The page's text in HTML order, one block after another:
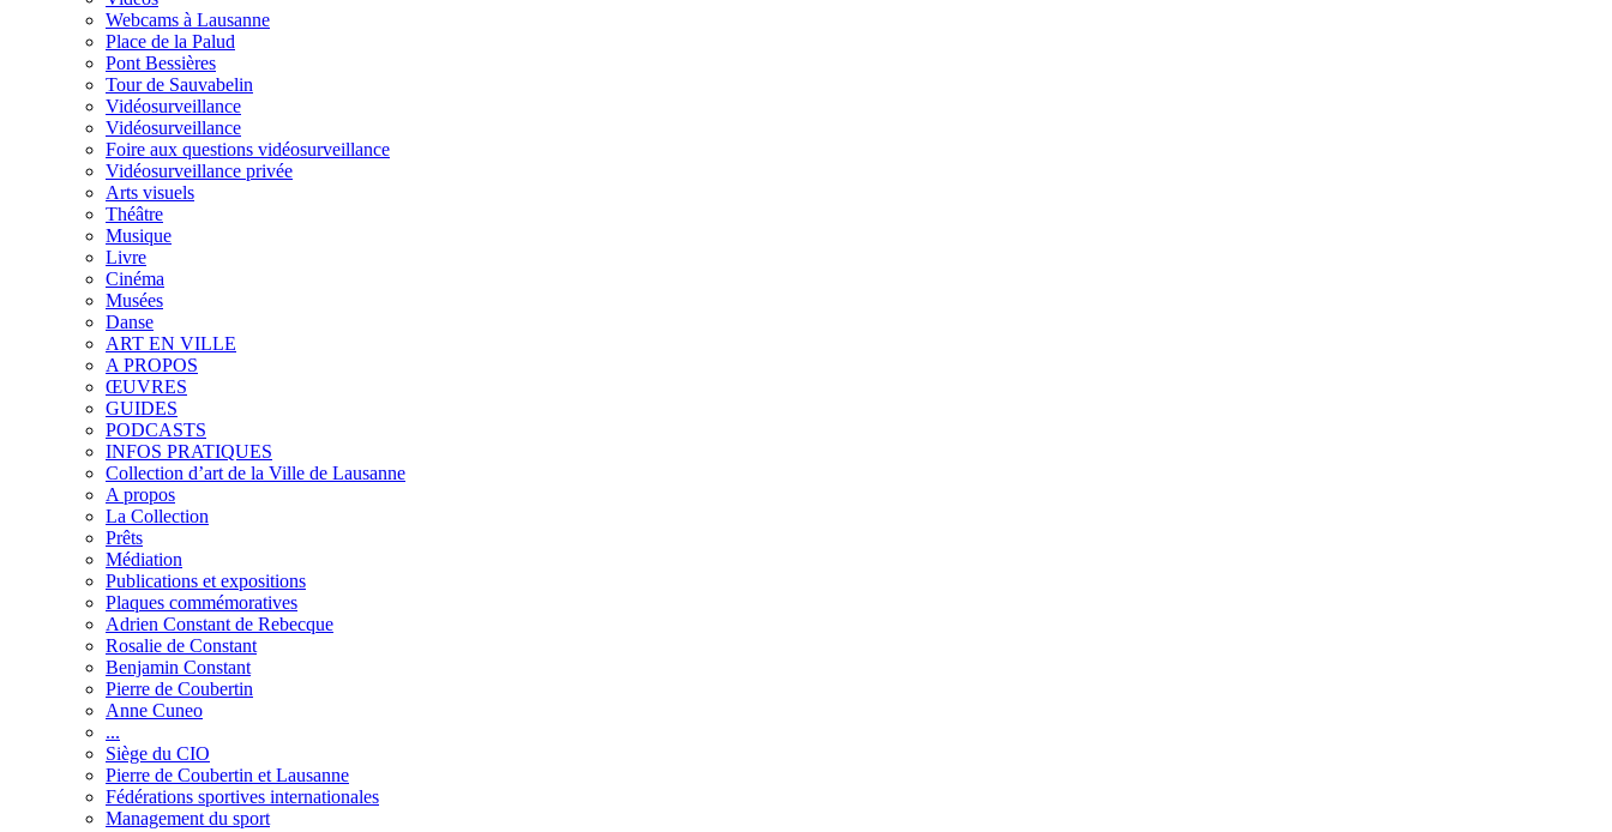
Webcams à Lausanne
Place de la Palud
Pont Bessières
Tour de Sauvabelin
Vidéosurveillance
Vidéosurveillance
Foire aux questions vidéosurveillance
Vidéosurveillance privée
Arts visuels
Théâtre
Musique
Livre
Cinéma
Musées
Danse
ART EN VILLE
A PROPOS
ŒUVRES
GUIDES
PODCASTS
INFOS PRATIQUES
Collection d’art de la Ville de Lausanne
A propos
La Collection
Prêts
Médiation
Publications et expositions
Plaques commémoratives
Adrien Constant de Rebecque
Rosalie de Constant
Benjamin Constant
Pierre de Coubertin
Anne Cuneo
...
Siège du CIO
Pierre de Coubertin et Lausanne
Fédérations sportives internationales
Management du sport